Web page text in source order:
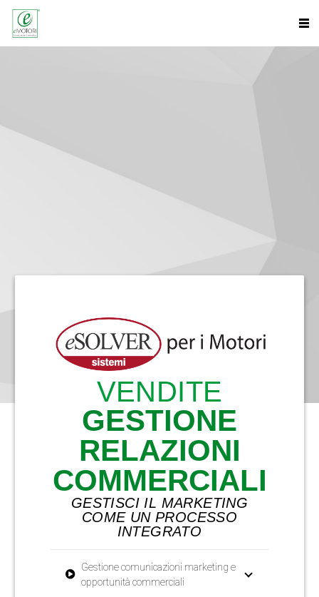
VENDITE
GESTIONE
RELAZIONI
COMMERCIALI
GESTISCI IL MARKETING
COME UN PROCESSO
INTEGRATO
Gestione comunicazioni marketing e
opportunità commerciali